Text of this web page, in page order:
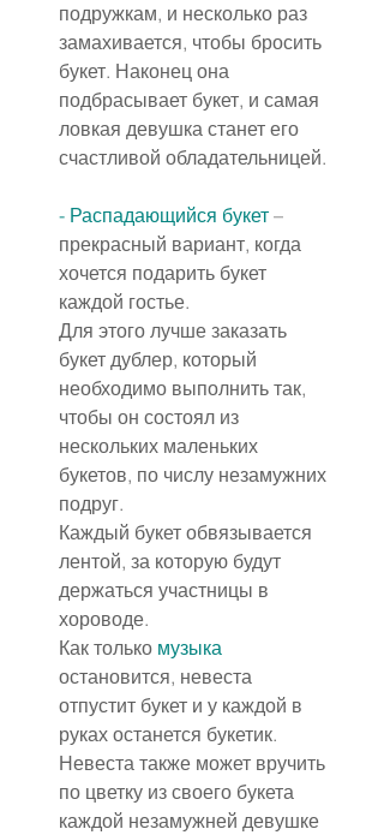
подружкам, и несколько раз
замахивается, чтобы бросить
букет. Наконец она
подбрасывает букет, и самая
ловкая девушка станет его
счастливой обладательницей.
- Распадающийся букет –
прекрасный вариант, когда
хочется подарить букет
каждой гостье.
Для этого лучше заказать
букет дублер, который
необходимо выполнить так,
чтобы он состоял из
нескольких маленьких
букетов, по числу незамужних
подруг.
Каждый букет обвязывается
лентой, за которую будут
держаться участницы в
хороводе.
Как только музыка
остановится, невеста
отпустит букет и у каждой в
руках останется букетик.
Невеста также может вручить
по цветку из своего букета
каждой незамужней девушке